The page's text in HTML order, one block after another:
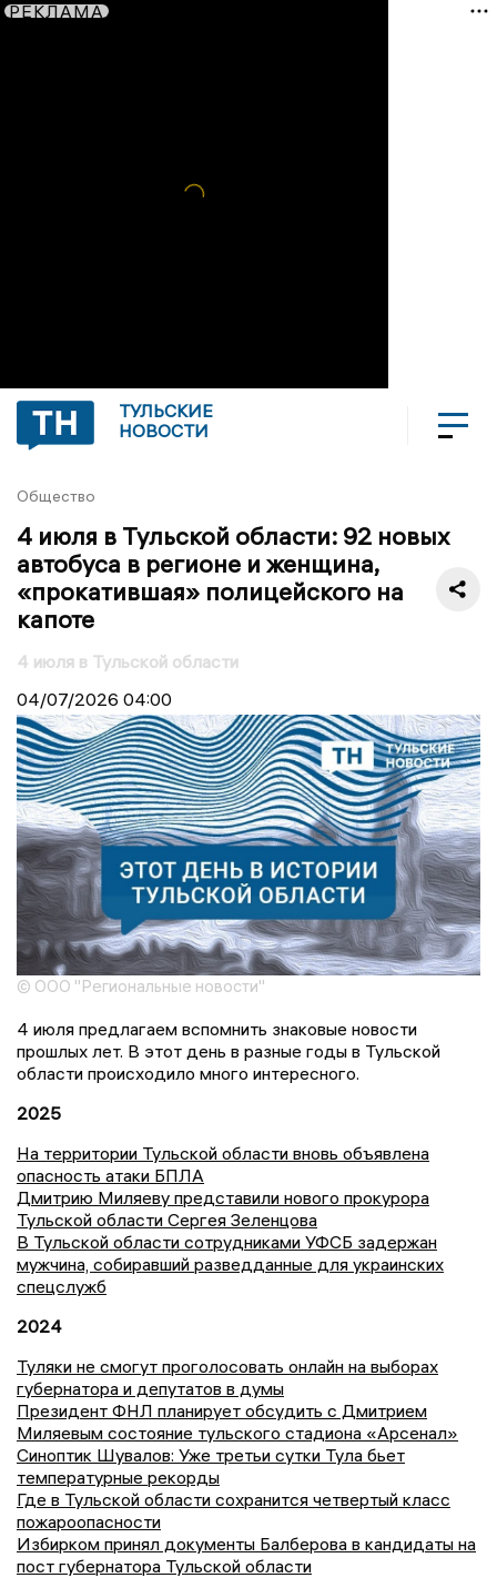
РЕКЛАМА
ТУЛЬСКИЕ
НОВОСТИ
Общество
4 июля в Тульской области: 92 новых
автобуса в регионе и женщина,
«прокатившая» полицейского на
капоте
4 июля в Тульской области
04/07/2026 04:00
© ООО "Региональные новости"
4 июля предлагаем вспомнить знаковые новости
прошлых лет. В этот день в разные годы в Тульской
области происходило много интересного.
2025
На территории Тульской области вновь объявлена
опасность атаки БПЛА
Дмитрию Миляеву представили нового прокурора
Тульской области Сергея Зеленцова
В Тульской области сотрудниками УФСБ задержан
мужчина, собиравший разведданные для украинских
спецслужб
2024
Туляки не смогут проголосовать онлайн на выборах
губернатора и депутатов в думы
Президент ФНЛ планирует обсудить с Дмитрием
Миляевым состояние тульского стадиона «Арсенал»
Синоптик Шувалов: Уже третьи сутки Тула бьет
температурные рекорды
Где в Тульской области сохранится четвертый класс
пожароопасности
Избирком принял документы Балберова в кандидаты на
пост губернатора Тульской области